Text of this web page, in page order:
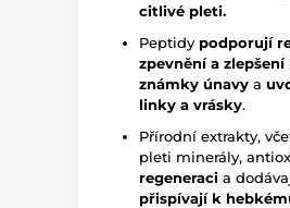
citlivé pleti.
Peptidy podporují
zpevnění a
známky únavy a
linky a vrásky.
Přírodní extrakty,
pleti minerály,
regeneraci a
přispívají k